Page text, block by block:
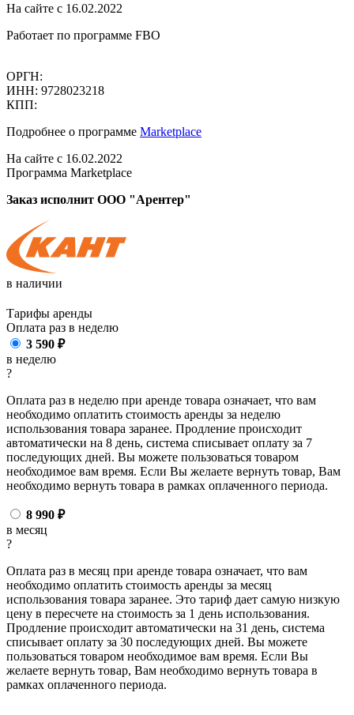
На сайте с 16.02.2022
Работает по программе FBO
ОРГН:
ИНН: 9728023218
КПП:
Подробнее о программе Marketplace
На сайте с 16.02.2022
Программа Marketplace
Заказ исполнит ООО "Арентер"
в наличии
Тарифы аренды
Оплата раз в неделю
3 590 ₽
в неделю
?
Оплата раз в неделю при аренде товара означает, что вам
необходимо оплатить стоимость аренды за неделю
использования товара заранее. Продление происходит
автоматически на 8 день, система списывает оплату за 7
последующих дней. Вы можете пользоваться товаром
необходимое вам время. Если Вы желаете вернуть товар, Вам
необходимо вернуть товара в рамках оплаченного периода.
8 990 ₽
в месяц
?
Оплата раз в месяц при аренде товара означает, что вам
необходимо оплатить стоимость аренды за месяц
использования товара заранее. Это тариф дает самую низкую
цену в пересчете на стоимость за 1 день использования.
Продление происходит автоматически на 31 день, система
списывает оплату за 30 последующих дней. Вы можете
пользоваться товаром необходимое вам время. Если Вы
желаете вернуть товар, Вам необходимо вернуть товара в
рамках оплаченного периода.